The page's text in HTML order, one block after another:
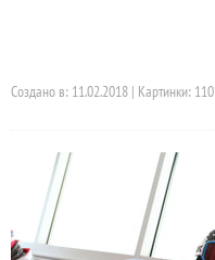
Создано в: 11.02.2018 | Картинки: 110